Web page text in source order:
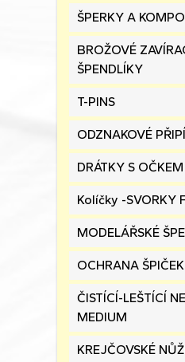
ŠPERKY A
BROŽOVÉ
ŠPENDLÍKY
T-PINS
ODZNAKOVÉ
DRÁTKY S OČKEM
Kolíčky -SVORKY
MODELÁŘSKÉ
OCHRANA ŠPIČEK
ČISTÍCÍ-LEŠTÍCÍ
MEDIUM
KREJČOVSKÉ